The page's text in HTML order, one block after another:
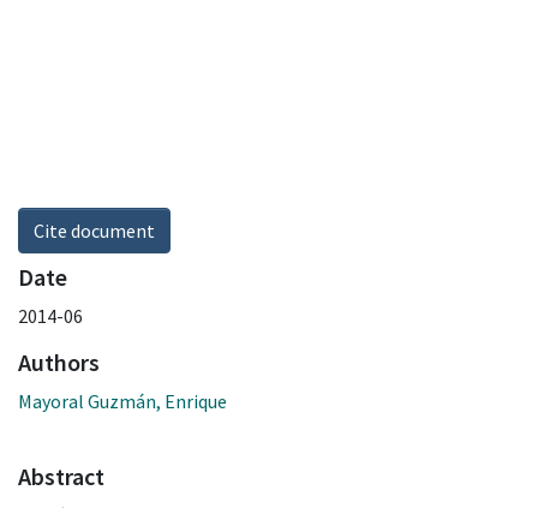
Cite document
Date
2014-06
Authors
Mayoral Guzmán, Enrique
Abstract